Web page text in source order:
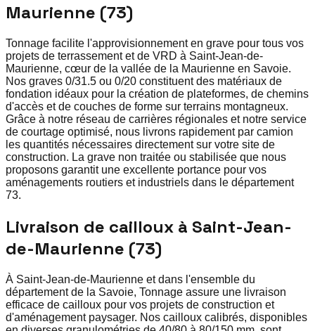
Maurienne (73)
Tonnage facilite l'approvisionnement en grave pour tous vos
projets de terrassement et de VRD à Saint-Jean-de-
Maurienne, cœur de la vallée de la Maurienne en Savoie.
Nos graves 0/31.5 ou 0/20 constituent des matériaux de
fondation idéaux pour la création de plateformes, de chemins
d'accès et de couches de forme sur terrains montagneux.
Grâce à notre réseau de carrières régionales et notre service
de courtage optimisé, nous livrons rapidement par camion
les quantités nécessaires directement sur votre site de
construction. La grave non traitée ou stabilisée que nous
proposons garantit une excellente portance pour vos
aménagements routiers et industriels dans le département
73.
Livraison de cailloux à Saint-Jean-
de-Maurienne (73)
À Saint-Jean-de-Maurienne et dans l'ensemble du
département de la Savoie, Tonnage assure une livraison
efficace de cailloux pour vos projets de construction et
d'aménagement paysager. Nos cailloux calibrés, disponibles